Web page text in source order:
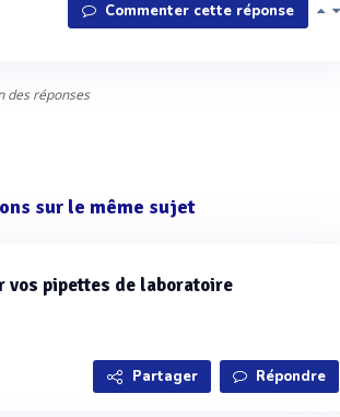
Commenter cette réponse
des réponses
sur le même sujet
vos pipettes de laboratoire
Partager Répondre